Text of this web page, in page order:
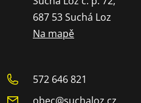
687 53 Suchá Loz
Na mapě
572 646 821